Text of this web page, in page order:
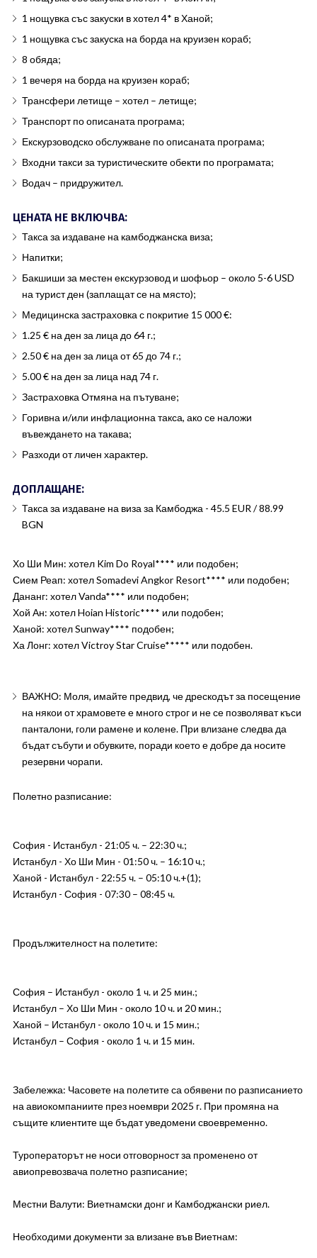
1 нощувка със закуски в хотел 4* в Ханой;
1 нощувка със закуска на борда на круизен кораб;
8 обяда;
1 вечеря на борда на круизен кораб;
Трансфери летище – хотел – летище;
Транспорт по описаната програма;
Екскурзоводско обслужване по описаната програма;
Входни такси за туристическите обекти по програмата;
Водач – придружител.
ЦЕНАТА НЕ ВКЛЮЧВА:
Такса за издаване на камбоджанска виза;
Напитки;
Бакшиши за местен екскурзовод и шофьор – около 5-6 USD
на турист ден (заплащат се на място);
Медицинска застраховка с покритие 15 000 €:
1.25 € на ден за лица до 64 г.;
2.50 € на ден за лица от 65 до 74 г.;
5.00 € на ден за лица над 74 г.
Застраховка Отмяна на пътуване;
Горивна и/или инфлационна такса, ако се наложи
въвеждането на такава;
Разходи от личен характер.
ДОПЛАЩАНЕ:
Такса за издаване на виза за Камбоджа - 45.5 EUR / 88.99
BGN
Хо Ши Мин: хотел Kim Do Royal**** или подобен;
Сием Реап: хотел Somadevi Angkor Resort**** или подобен;
Дананг: хотел Vanda**** или подобен;
Хой Ан: хотел Hoian Historic**** или подобен;
Ханой: хотел Sunway**** подобен;
Ха Лонг: хотел Victroy Star Cruise***** или подобен.
ВАЖНО: Моля, имайте предвид, че дрескодът за посещение
на някои от храмовете е много строг и не се позволяват къси
панталони, голи рамене и колене. При влизане следва да
бъдат събути и обувките, поради което е добре да носите
резервни чорапи.
Полетно разписание:
София - Истанбул - 21:05 ч. – 22:30 ч.;
Истанбул - Хо Ши Мин - 01:50 ч. – 16:10 ч.;
Ханой - Истанбул - 22:55 ч. – 05:10 ч.+(1);
Истанбул - София - 07:30 – 08:45 ч.
Продължителност на полетите:
София – Истанбул - около 1 ч. и 25 мин.;
Истанбул – Хо Ши Мин - около 10 ч. и 20 мин.;
Ханой – Истанбул - около 10 ч. и 15 мин.;
Истанбул – София - около 1 ч. и 15 мин.
Забележка: Часовете на полетите са обявени по разписанието
на авиокомпаниите през ноември 2025 г. При промяна на
същите клиентите ще бъдат уведомени своевременно.
Туроператорът не носи отговорност за променено от
авиопревозвача полетно разписание;
Местни Валути: Виетнамски донг и Камбоджански риел.
Необходими документи за влизане във Виетнам: